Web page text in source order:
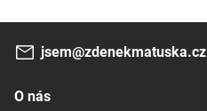
jsem@zdenekmatuska.cz
O nás